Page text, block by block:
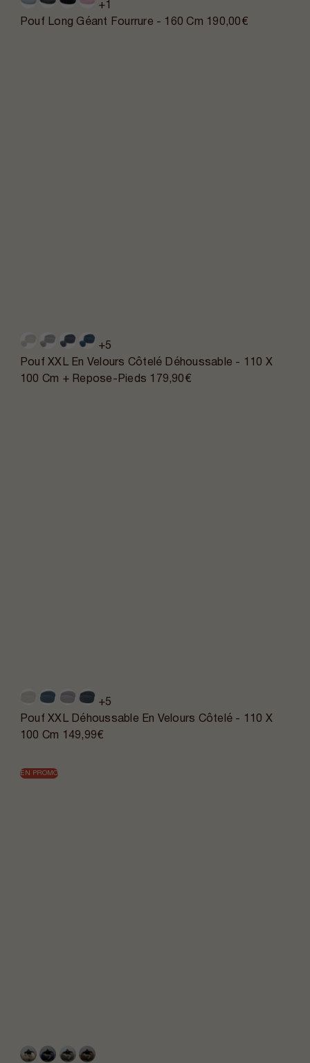
+1
Pouf Long Géant Fourrure - 160 Cm
190,00€
+5
Pouf XXL En Velours Côtelé Déhoussable - 110 X
100 Cm + Repose-Pieds 179,90€
+5
Pouf XXL Déhoussable En Velours Côtelé - 110 X
100 Cm
149,99€
EN PROMO